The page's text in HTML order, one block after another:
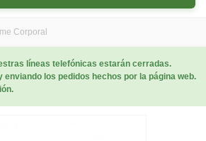
Corporal
líneas telefónicas estarán cerradas.
los pedidos hechos por la página web.